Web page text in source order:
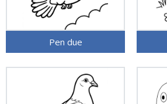
Pen due